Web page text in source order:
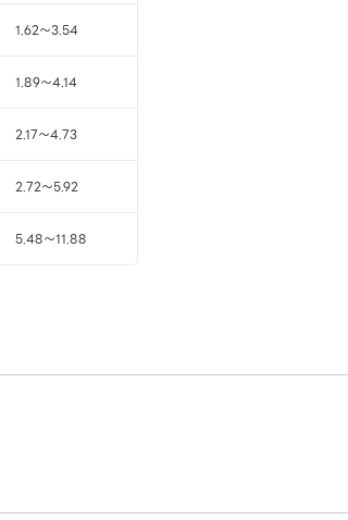
1.62～3.54
1.89～4.14
2.17～4.73
2.72～5.92
5.48～11.88